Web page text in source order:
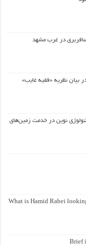
در غرب مشهد
بیان نظریه «فقیه غایب»
نوین در خدمت زمین‌های
What is Hamid Rabei
Brief